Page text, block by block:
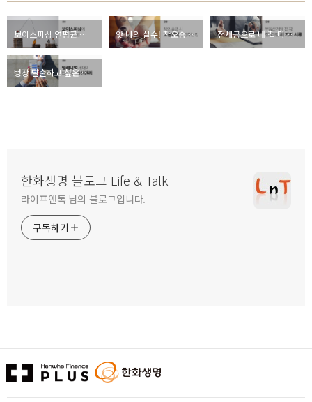
보이스피싱 연평균 피해액 1조 원, 금융 사기 예방법은? 앗 나의 실수! 착오송금 소송 없이 송금 반환하는 방법은? 전세금으로 내 집 마련한 김과장, 부동산 계약을 앞둔 김과장이 꼭 챙겨야 할 서류 3가지는?
텅장 탈출하고 싶은 밀레니얼 세대, 합리적인 자산관리 방법은?
한화생명 블로그 Life & Talk
라이프앤톡 님의 블로그입니다.
구독하기